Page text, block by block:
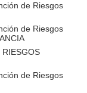
de Riesgos
de Riesgos
de Riesgos